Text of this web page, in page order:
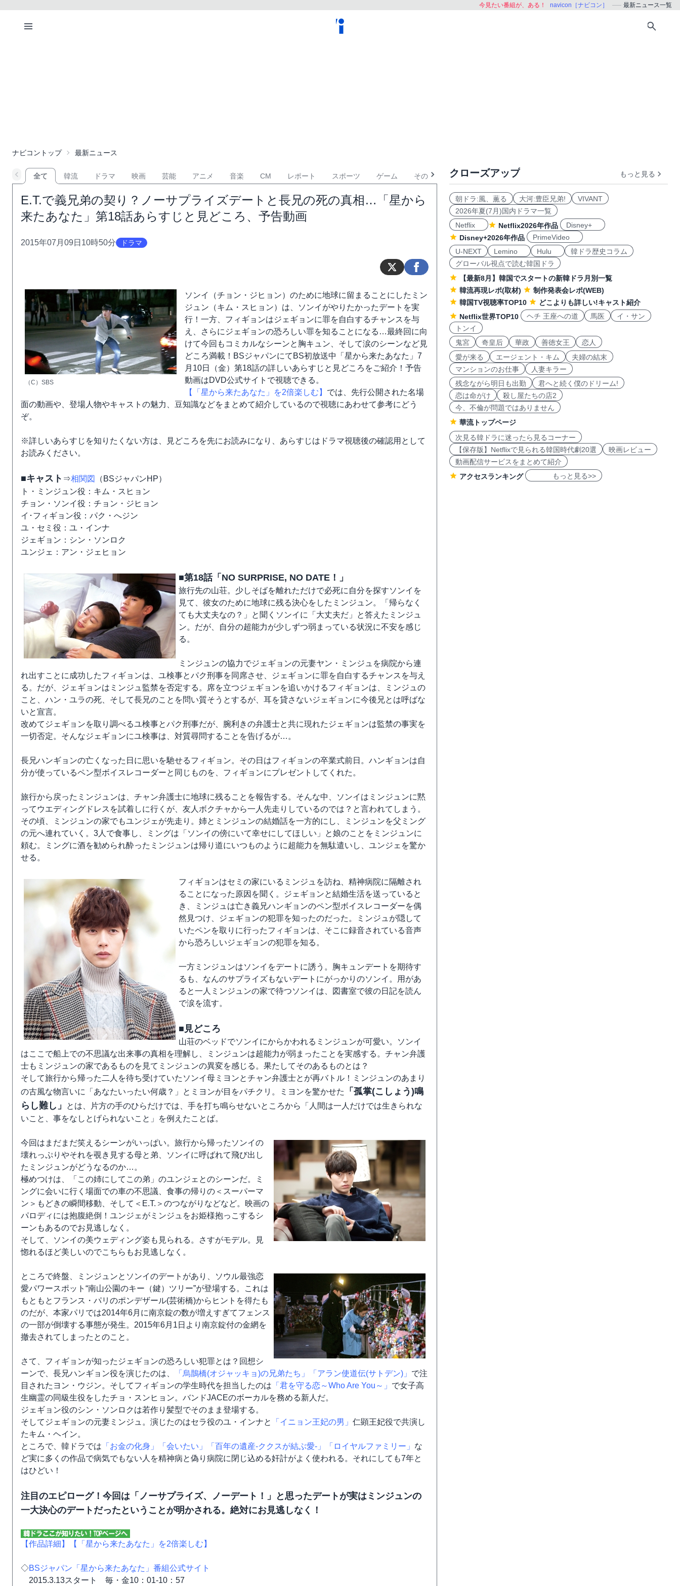
今見たい番組が、ある！ navicon［ナビコン］ 最新ニュース一覧
ナビコントップ 最新ニュース
全て 韓流 ドラマ 映画 芸能 アニメ 音楽 CM レポート スポーツ ゲーム その他
E.T.で義兄弟の契り？ノーサプライズデートと長兄の死の真相…「星から
来たあなた」第18話あらすじと見どころ、予告動画
2015年07月09日10時50分 ドラマ
（C）SBS
ソンイ（チョン・ジヒョン）のために地球に留まることにしたミン
ジュン（キム・スヒョン）は、ソンイがやりたかったデートを実
行！一方、フィギョンはジェギョンに罪を自白するチャンスを与
え、さらにジェギョンの恐ろしい罪を知ることになる…最終回に向
けて今回もコミカルなシーンと胸キュン、そして涙のシーンなど見
どころ満載！BSジャパンにてBS初放送中「星から来たあなた」7
月10日（金）第18話の詳しいあらすじと見どころをご紹介！予告
動画はDVD公式サイトで視聴できる。
【「星から来たあなた」を2倍楽しむ】 では、先行公開された名場
面の動画や、登場人物やキャストの魅力、豆知識などをまとめて紹介しているので視聴にあわせて参考にどう
ぞ。
※詳しいあらすじを知りたくない方は、見どころを先にお読みになり、あらすじはドラマ視聴後の確認用として
お読みください。
■キャスト ⇒相関図
（BSジャパンHP）
ト・ミンジュン役：キム・スヒョン
チョン・ソンイ役：チョン・ジヒョン
イ･フィギョン役：パク・へジン
ユ・セミ役：ユ・インナ
ジェギョン：シン・ソンロク
ユンジェ：アン・ジェヒョン
■第18話「NO SURPRISE, NO DATE！」
旅行先の山荘。少しそばを離れただけで必死に自分を探すソンイを
見て、彼女のために地球に残る決心をしたミンジュン。「帰らなく
ても大丈夫なの？」と聞くソンイに「大丈夫だ」と答えたミンジュ
ン。だが、自分の超能力が少しずつ弱まっている状況に不安を感じ
る。
ミンジュンの協力でジェギョンの元妻ヤン・ミンジュを病院から連
れ出すことに成功したフィギョンは、ユ検事とパク刑事を同席させ、ジェギョンに罪を自白するチャンスを与え
る。だが、ジェギョンはミンジュ監禁を否定する。席を立つジェギョンを追いかけるフィギョンは、ミンジュの
こと、ハン・ユラの死、そして長兄のことを問い質そうとするが、耳を貸さないジェギョンに今後兄とは呼ばな
いと宣言。
改めてジェギョンを取り調べるユ検事とパク刑事だが、腕利きの弁護士と共に現れたジェギョンは監禁の事実を
一切否定。そんなジェギョンにユ検事は、対質尋問することを告げるが…。
長兄ハンギョンの亡くなった日に思いを馳せるフィギョン。その日はフィギョンの卒業式前日。ハンギョンは自
分が使っているペン型ボイスレコーダーと同じものを、フィギョンにプレゼントしてくれた。
旅行から戻ったミンジュンは、チャン弁護士に地球に残ることを報告する。そんな中、ソンイはミンジュンに黙
ってウエディングドレスを試着しに行くが、友人ボクチャから一人先走りしているのでは？と言われてしまう。
その頃、ミンジュンの家でもユンジェが先走り。姉とミンジュンの結婚話を一方的にし、ミンジュンを父ミング
の元へ連れていく。3人で食事し、ミングは「ソンイの傍にいて幸せにしてほしい」と娘のことをミンジュンに
頼む。ミングに酒を勧められ酔ったミンジュンは帰り道にいつものように超能力を無駄遣いし、ユンジェを驚か
せる。
フィギョンはセミの家にいるミンジュを訪ね、精神病院に隔離され
ることになった原因を聞く。ジェギョンと結婚生活を送っていると
き、ミンジュは亡き義兄ハンギョンのペン型ボイスレコーダーを偶
然見つけ、ジェギョンの犯罪を知ったのだった。ミンジュが隠して
いたペンを取りに行ったフィギョンは、そこに録音されている音声
から恐ろしいジェギョンの犯罪を知る。
一方ミンジュンはソンイをデートに誘う。胸キュンデートを期待す
るも、なんのサプライズもないデートにがっかりのソンイ。用があ
ると一人ミンジュンの家で待つソンイは、図書室で彼の日記を読ん
で涙を流す。
■見どころ
山荘のベッドでソンイにからかわれるミンジュンが可愛い。ソンイ
はここで船上での不思議な出来事の真相を理解し、ミンジュンは超能力が弱まったことを実感する。チャン弁護
士もミンジュンの家であるものを見てミンジュンの異変を感じる。果たしてそのあるものとは？
そして旅行から帰った二人を待ち受けていたソンイ母ミヨンとチャン弁護士とが再バトル！ミンジュンのあまり
の古風な物言いに「あなたいったい何歳？」とミヨンが目をパチクリ。ミヨンを驚かせた
「孤掌(こしょう)鳴
らし難し」
とは、片方の手のひらだけでは、手を打ち鳴らせないところから「人間は一人だけでは生きられな
いこと、事をなしとげられないこと」を例えたことば。
今回はまだまだ笑えるシーンがいっぱい。旅行から帰ったソンイの
壊れっぷりやそれを覗き見する母と弟、ソンイに呼ばれて飛び出し
たミンジュンがどうなるのか…。
極めつけは、「この姉にしてこの弟」のユンジェとのシーンだ。ミ
ングに会いに行く場面での車の不思議、食事の帰りの＜スーパーマ
ン＞もどきの瞬間移動、そして＜E.T.＞のつながりなどなど。映画の
パロディには抱腹絶倒！ユンジェがミンジュをお姫様抱っこするシ
ーンもあるのでお見逃しなく。
そして、ソンイの美ウェディング姿も見られる。さすがモデル。見
惚れるほど美しいのでこちらもお見逃しなく。
ところで終盤、ミンジュンとソンイのデートがあり、ソウル最強恋
愛パワースポット“南山公園のキー（鍵）ツリー”が登場する。これは
もともとフランス・パリのポンデザール(芸術橋)からヒントを得たも
のだが、本家パリでは2014年6月に南京錠の数が増えすぎてフェンス
の一部が倒壊する事態が発生。2015年6月1日より南京錠付の金網を
撤去されてしまったとのこと。
さて、フィギョンが知ったジェギョンの恐ろしい犯罪とは？回想シ
ーンで、長兄ハンギョン役を演じたのは、
「烏鵲橋(オジャッキョ)の兄弟たち」 「アラン使道伝(サトデン)」 で注
目されたヨン・ウジン。そしてフィギョンの学生時代を担当したのは 「君を守る恋～Who Are You～」 で女子高
生幽霊の同級生役をしたチョ・スンヒョン。バンドJACEのボーカルを務める新人だ。
ジェギョン役のシン・ソンロクは若作り髪型でそのまま登場する。
そしてジェギョンの元妻ミンジュ。演じたのはセラ役のユ・インナと
「イニョン王妃の男」 仁顕王妃役で共演し
たキム・ヘイン。
ところで、韓ドラでは 「お金の化身」 「会いたい」 「百年の遺産‐ククスが結ぶ愛‐」 「ロイヤルファミリー」 な
ど実に多くの作品で病気でもない人を精神病と偽り病院に閉じ込める奸計がよく使われる。それにしても7年と
はひどい！
注目のエピローグ！今回は「ノーサプライズ、ノーデート！」と思ったデートが実はミンジュンの
一大決心のデートだったということが明かされる。絶対にお見逃しなく！
【作品詳細】 【「星から来たあなた」を2倍楽しむ】
◇BSジャパン「星から来たあなた」番組公式サイト
2015.3.13スタート 毎・金10：01-10：57
クローズアップ もっと見る
朝ドラ:風、薫る 大河:豊臣兄弟!
VIVANT
2026年夏(7月)国内ドラマ一覧
Netflix
Netflix2026年作品
Disney+
Disney+2026年作品
PrimeVideo
U-NEXT
Lemino Hulu
韓ドラ歴史コラム
グローバル視点で読む韓国ドラ
【最新8月】韓国でスタートの新韓ドラ月別一覧
韓流再現レポ(取材)
制作発表会レポ(WEB)
韓国TV視聴率TOP10
どこよりも詳しい!キャスト紹介
Netflix世界TOP10
ヘチ 王座への道 馬医
イ・サン
トンイ
鬼宮
奇皇后 華政 善徳女王
恋人
愛が来る
エージェント・キム
夫婦の結末
マンションのお仕事
人妻キラー
残念ながら明日も出勤
君へと続く僕のドリーム!
恋は命がけ
殺し屋たちの店2
今、不倫が問題ではありません
華流トップページ
次見る韓ドラに迷ったら見るコーナー
【保存版】Netflixで見られる韓国時代劇20選
映画レビュー
動画配信サービスをまとめて紹介
アクセスランキング
もっと見る>>